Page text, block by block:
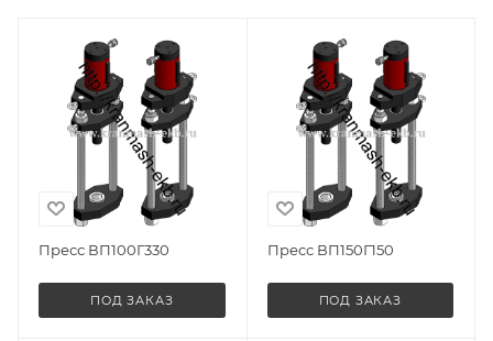
Пресс ВП100Г330
ПОД ЗАКАЗ
Пресс ВП150Г150
ПОД ЗАКАЗ